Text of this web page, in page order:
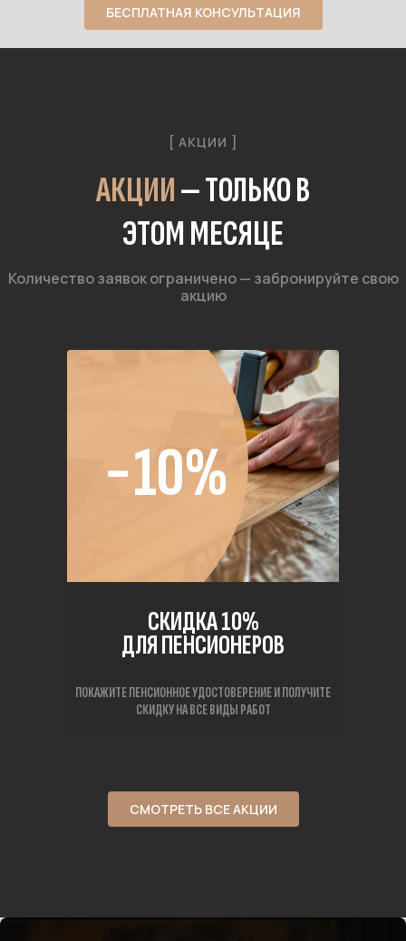
БЕСПЛАТНАЯ КОНСУЛЬТАЦИЯ
[ АКЦИИ ]
АКЦИИ— ТОЛЬКО В
ЭТОМ МЕСЯЦЕ
Количество заявок ограничено — забронируйте свою
акцию
−10%
СКИДКА 10%
ДЛЯ ПЕНСИОНЕРОВ
ПОКАЖИТЕ ПЕНСИОННОЕ УДОСТОВЕРЕНИЕ И ПОЛУЧИТЕ
СКИДКУ НА ВСЕ ВИДЫ РАБОТ
СМОТРЕТЬ ВСЕ АКЦИИ